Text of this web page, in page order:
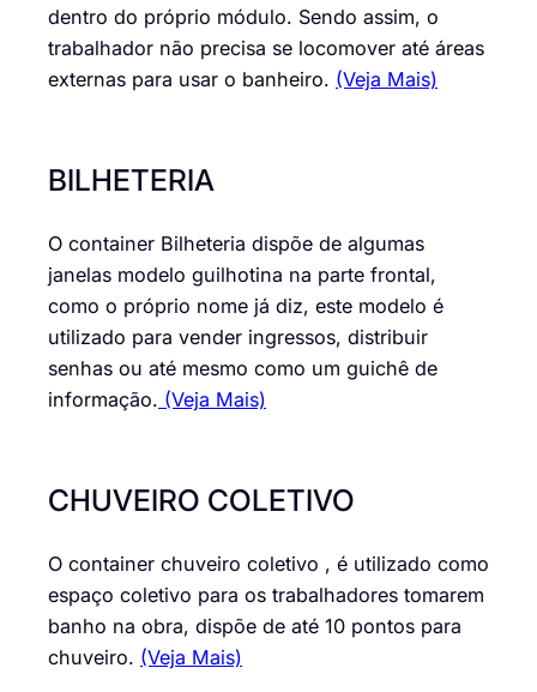
dentro do próprio módulo. Sendo assim, o
trabalhador não precisa se locomover até áreas
externas para usar o banheiro. (Veja Mais)
BILHETERIA
O container Bilheteria dispõe de algumas
janelas modelo guilhotina na parte frontal,
como o próprio nome já diz, este modelo é
utilizado para vender ingressos, distribuir
senhas ou até mesmo como um guichê de
informação. (Veja Mais)
CHUVEIRO COLETIVO
O container chuveiro coletivo , é utilizado como
espaço coletivo para os trabalhadores tomarem
banho na obra, dispõe de até 10 pontos para
chuveiro. (Veja Mais)